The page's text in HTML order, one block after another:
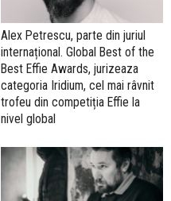
Alex Petrescu, parte din juriul
internațional. Global Best of the
Best Effie Awards, jurizeaza
categoria Iridium, cel mai râvnit
trofeu din competiția Effie la
nivel global